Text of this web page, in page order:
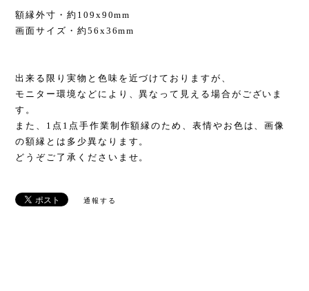
額縁外寸・約109x90mm
画面サイズ・約56x36mm
出来る限り実物と色味を近づけておりますが、
モニター環境などにより、異なって見える場合がございま
す。
また、1点1点手作業制作額縁のため、表情やお色は、画像
の額縁とは多少異なります。
どうぞご了承くださいませ。
通報する